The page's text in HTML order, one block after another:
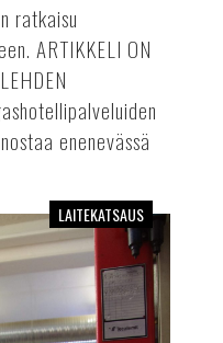
ratkaisu
ARTIKKELI ON
enenevässä
LAITEKATSAUS